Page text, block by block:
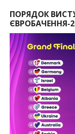
ПОРЯДОК
ЄВРОБАЧЕННЯ-